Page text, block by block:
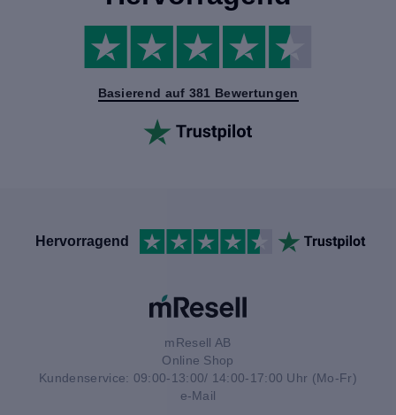
Basierend auf 381 Bewertungen
Hervorragend
mResell AB
Online Shop
Kundenservice: 09:00-13:00/ 14:00-17:00 Uhr (Mo-Fr)
e-Mail